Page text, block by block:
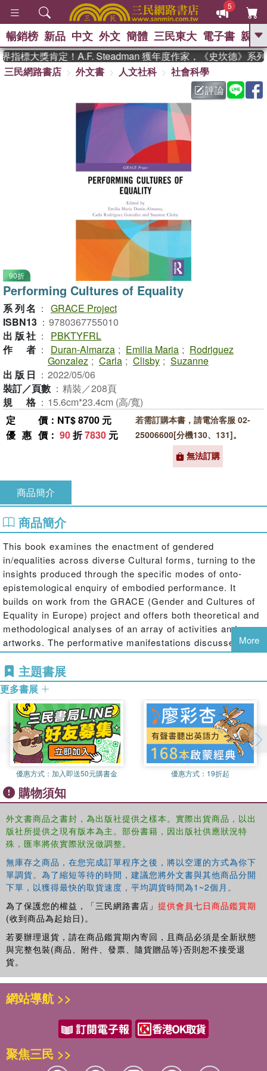
5
GO
熱搜： 東野圭吾 、 高希均教授回憶錄
父親節 、 如果歷
暑期推薦 、 國際布克
獎 臺灣漫遊錄 、 方念華
數學女孩：黎曼猜想
偉大的迷走神經
暢銷榜 新品 中文 外文 簡體 三民東大 電子書 親子
標大獎肯定！A.F. Steadman 獲年度作家，《史坎德》系列
三民網路書店
外文書 人文社科
社會科學
評論
90折
Performing Cultures of Equality
系列名 ： GRACE Project
ISBN13 ： 9780367755010
出版社 ：
PBKTYFRL
作者 ： Duran-Almarza ; Emilia Maria ; Rodriguez
Gonzalez ; Carla ; Clisby ; Suzanne
出版日 ： 2022/05/06
裝訂／頁數 ： 精裝／208頁
規格 ： 15.6cm*23.4cm (高/寬)
定價 ：NT$ 8700 元
優惠價 ： 90折7830 元
若需訂購本書，請電洽客服 02-
25006600[分機130、131]。
無法訂購
商品簡介
商品簡介
This book examines the enactment of gendered
in/equalities across diverse Cultural forms, turning to the
insights produced through the specific modes of onto-
epistemological enquiry of embodied performance. It
builds on work from the GRACE (Gender and Cultures of
Equality in Europe) project and offers both theoretical and
methodological analyses of an array of activities and
artworks. The performative manifestations discussed
include theatre, installations, social movements, mega-
events, documentaries, and literary texts from multiple
geopolitical locales. Engaging with the key concepts ofre-
enactment
ways in which in/equalities are relationally re-produced in
and through individual and collective bodies. This multi-
and trans-disciplinary collection of essays creates fruitful
dialogues within and beyond Performance Studies, sitting
at the crossroads of ethnography, event studies, social
movements, visual studies, critical discourse analysis,
and contemporary approaches to textualities emerging
from post-colonial and feminist studies.
More
主題書展
更多書展
優惠方式： 加入即送50元購書金 優惠方式： 19折起
購物須知
外文書商品之書封，為出版社提供之樣本。實際出貨商品，以出
版社所提供之現有版本為主。部份書籍，因出版社供應狀況特
殊，匯率將依實際狀況做調整。
無庫存之商品，在您完成訂單程序之後，將以空運的方式為你下
單調貨。為了縮短等待的時間，建議您將外文書與其他商品分開
下單，以獲得最快的取貨速度，平均調貨時間為1~2個月。
為了保護您的權益，「三民網路書店」 提供會員七日商品鑑賞期
(收到商品為起始日)。
若要辦理退貨，請在商品鑑賞期內寄回，且商品必須是全新狀態
與完整包裝(商品、附件、發票、隨貨贈品等)否則恕不接受退
貨。
網站導航 >>
聚焦三民 >>